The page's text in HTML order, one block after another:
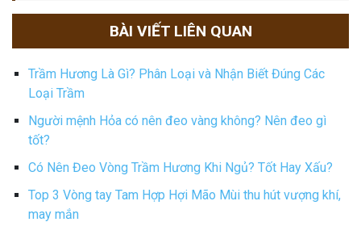
BÀI VIẾT LIÊN QUAN
Trầm Hương Là Gì? Phân Loại và Nhận Biết Đúng Các
Loại Trầm
Người mệnh Hỏa có nên đeo vàng không? Nên đeo gì
tốt?
Có Nên Đeo Vòng Trầm Hương Khi Ngủ? Tốt Hay Xấu?
Top 3 Vòng tay Tam Hợp Hợi Mão Mùi thu hút vượng khí,
may mắn